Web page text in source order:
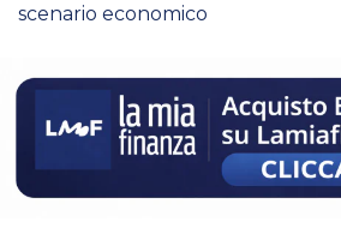
scenario economico